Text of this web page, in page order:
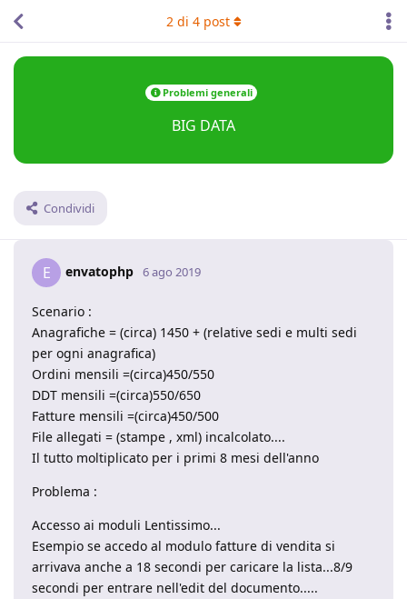
Problemi generali
BIG DATA
Condividi
2di 4post
E envatophp 6 ago 2019
Scenario :
Anagrafiche = (circa) 1450 + (relative sedi e multi sedi
per ogni anagrafica)
Ordini mensili =(circa)450/550
DDT mensili =(circa)550/650
Fatture mensili =(circa)450/500
File allegati = (stampe , xml) incalcolato....
Il tutto moltiplicato per i primi 8 mesi dell'anno
Problema :
Accesso ai moduli Lentissimo...
Esempio se accedo al modulo fatture di vendita si
arrivava anche a 18 secondi per caricare la lista...8/9
secondi per entrare nell'edit del documento.....